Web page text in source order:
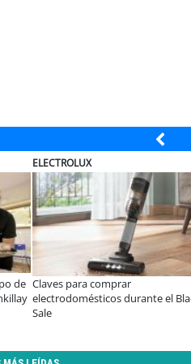
las familias en la
el hogar?
JAC renueva
en el minibús